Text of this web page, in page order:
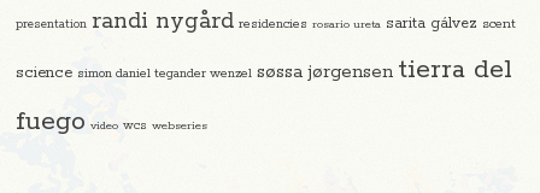
presentation randi nygård residencies rosario ureta sarita gálvez scent
science simon daniel tegander wenzel søssa jørgensen tierra del
fuego video wcs webseries